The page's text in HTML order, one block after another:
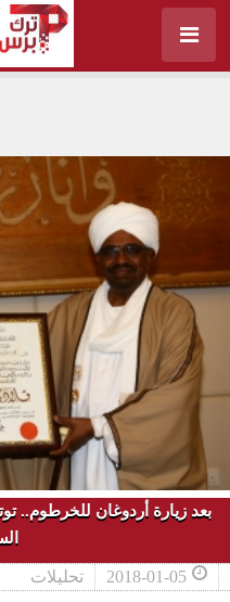
بعد زيارة أردوغان للخرطوم..
2018-01-05 تحليلات